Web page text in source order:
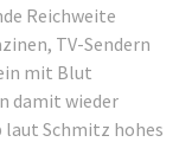
Reichweite
TV-Sendern
mit Blut
damit wieder
laut Schmitz hohes